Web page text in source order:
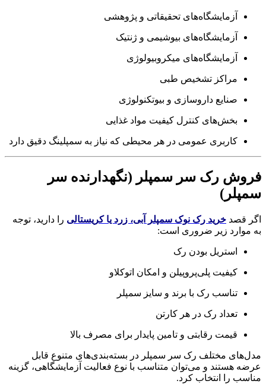
آزمایشگاه‌های تحقیقاتی و پژوهشی
آزمایشگاه‌های بیوشیمی و ژنتیک
آزمایشگاه‌های میکروبیولوژی
مراکز تشخیص طبی
صنایع داروسازی و بیوتکنولوژی
بخش‌های کنترل کیفیت مواد غذایی
کاربری عمومی در هر محیطی که نیاز به سمپلینگ دقیق دارد
فروش رک سر سمپلر (نگهدارنده سر
سمپلر)
اگر قصد خرید رک نوک سمپلر آبی، زرد یا کریستالی را دارید، توجه
به موارد زیر ضروری است:
استریل بودن رک
کیفیت پلی‌پروپیلن و امکان اتوکلاو
تناسب رک با برند و سایز سمپلر
تعداد رک در هر کارتن
قیمت رقابتی و تامین پایدار برای مصرف بالا
مدل‌های مختلف رک سر سمپلر در بسته‌بندی‌های متنوع قابل
عرضه هستند و می‌توان متناسب با نوع فعالیت آزمایشگاهی، گزینه
مناسب را انتخاب کرد.